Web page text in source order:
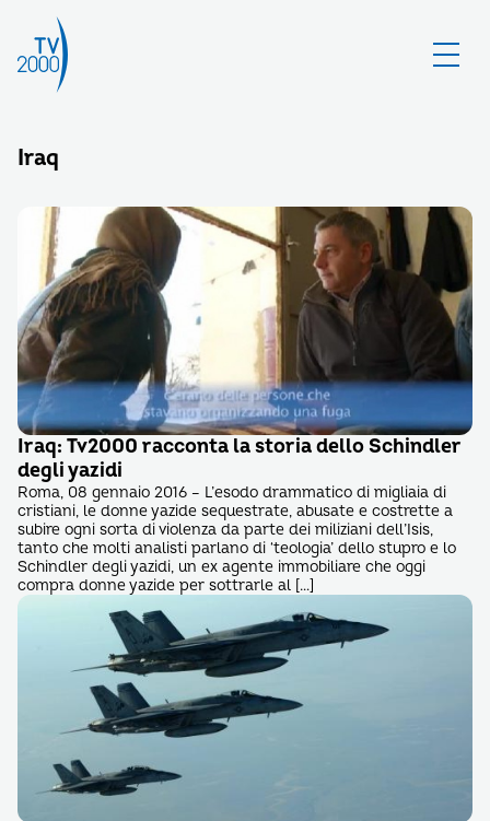
Iraq
Iraq: Tv2000 racconta la storia dello Schindler
degli yazidi
Roma, 08 gennaio 2016 – L’esodo drammatico di migliaia di
cristiani, le donne yazide sequestrate, abusate e costrette a
subire ogni sorta di violenza da parte dei miliziani dell’Isis,
tanto che molti analisti parlano di ‘teologia’ dello stupro e lo
Schindler degli yazidi, un ex agente immobiliare che oggi
compra donne yazide per sottrarle al […]